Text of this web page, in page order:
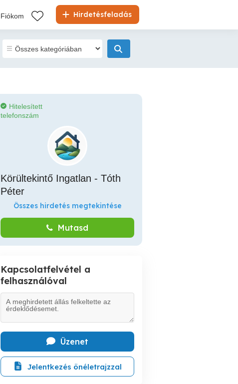
Hirdetésfeladás
Fiókom
Hitelesített
telefonszám
Körültekintő Ingatlan - Tóth
Péter
Összes hirdetés megtekintése
Mutasd
Kapcsolatfelvétel a
felhasználóval
Üzenet
Jelentkezés önéletrajzzal